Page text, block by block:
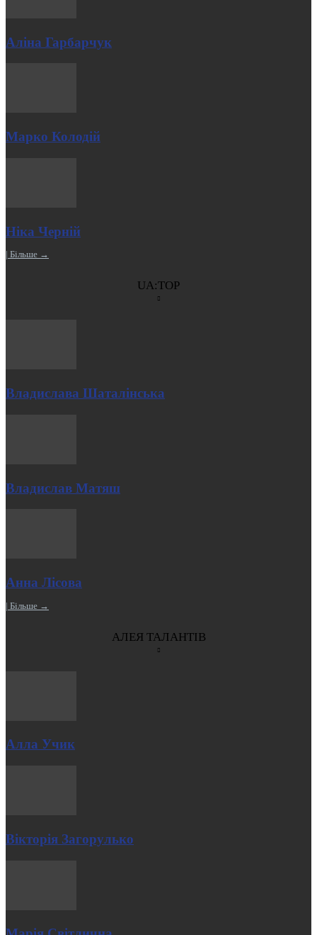
Аліна Гарбарчук
Марко Колодій
Ніка Черній
| Більше →
UA:TOP
Владислава Шаталінська
Владислав Матяш
Анна Лісова
| Більше →
АЛЕЯ ТАЛАНТІВ
Алла Учик
Вікторія Загорулько